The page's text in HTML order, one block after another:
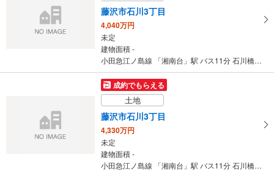
藤沢市石川3丁目
4,040万円
未定
建物面積 -
小田急江ノ島線 「湘南台」駅 バス11分 石川橋 バス停下車 徒歩2分
成約でもらえる
土地
藤沢市石川3丁目
4,330万円
未定
建物面積 -
小田急江ノ島線 「湘南台」駅 バス11分 石川橋 バス停下車 徒歩2分